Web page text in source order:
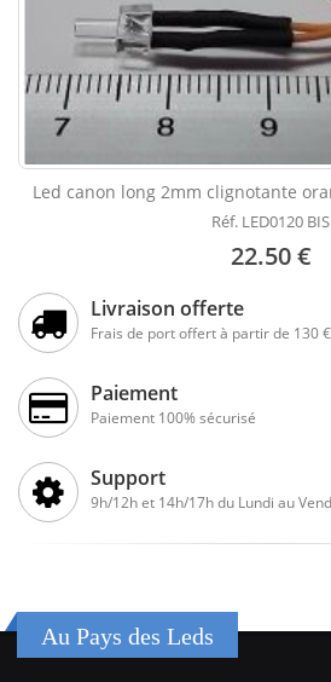
Led canon long 2mm clignotante
Réf. LED0120 BIS
22.50 €
Livraison offerte
Frais de port offert à partir de 130
Paiement
Paiement 100% sécurisé
Support
9h/12h et 14h/17h du Lundi au
Au Pays des Leds